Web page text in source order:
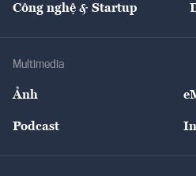
Tư vấn
Công nghệ & Startup
Multimedia
Ảnh
Podcast